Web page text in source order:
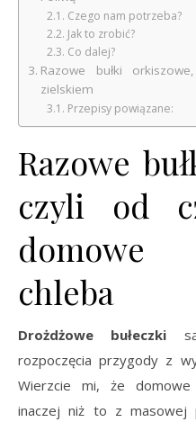
Czego nam potrzeba?
Jak to zrobić?
Co dalej?
Razowe bułki
zielskiem
Przepisy powiązane:
Razowe
czyli od
chleba
Drożdżowe bułeczki
rozpoczęcia przygody z
Wierzcie mi, że domowe
inaczej niż to z masowej